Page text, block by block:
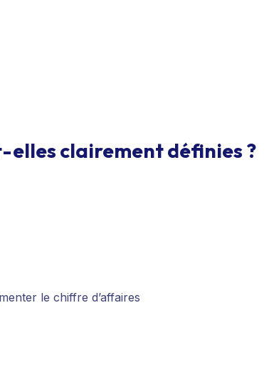
elles clairement définies ?
le chiffre d’affaires